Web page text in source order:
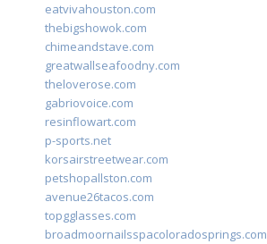
eatvivahouston.com
thebigshowok.com
chimeandstave.com
greatwallseafoodny.com
theloverose.com
gabriovoice.com
resinflowart.com
p-sports.net
korsairstreetwear.com
petshopallston.com
avenue26tacos.com
topgglasses.com
broadmoornailsspacoloradosprings.com